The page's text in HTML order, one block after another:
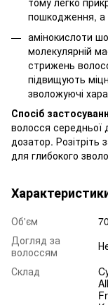
пошкодження, а
амінокислоти
молекулярній
стрижень
підвищують
зволожуючі
Спосіб
волосся
дозатор. Розітріть
для глибокого
Об'єм
Догляд за
волоссям
Склад